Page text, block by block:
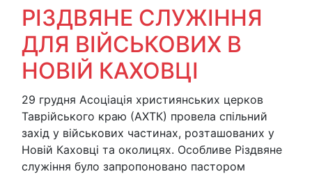
РІЗДВЯНЕ СЛУЖІННЯ
ДЛЯ ВІЙСЬКОВИХ В
НОВІЙ КАХОВЦІ
29 грудня Асоціація християнських церков
Таврійського краю (АХТК) провела спільний
захід у військових частинах, розташованих у
Новій Каховці та околицях. Особливе Різдвяне
служіння було запропоновано пастором